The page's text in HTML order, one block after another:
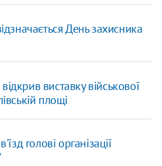
День захисника
виставку військової
площі
голові організації